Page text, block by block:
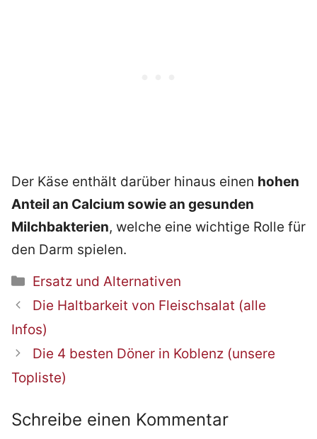
Der Käse enthält darüber hinaus einen hohen
Anteil an Calcium sowie an gesunden
Milchbakterien, welche eine wichtige Rolle für
den Darm spielen.
Kategorien
Ersatz und Alternativen
Beitrags-
Navigation
Die Haltbarkeit von Fleischsalat (alle
Infos)
Die 4 besten Döner in Koblenz (unsere
Topliste)
Schreibe einen Kommentar